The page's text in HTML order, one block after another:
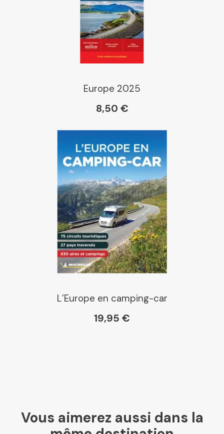
Europe 2025
8,50 €
L’Europe en camping-car
19,95 €
Vous aimerez aussi dans la